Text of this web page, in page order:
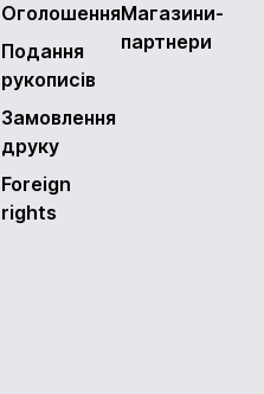
Оголошення
Подання
рукописів
Замовлення
друку
Foreign
rights
Магазини-
партнери